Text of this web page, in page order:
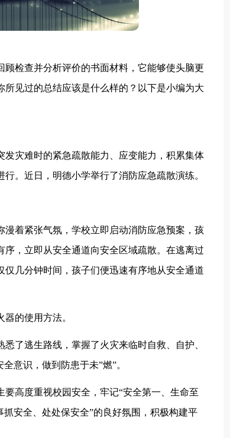
检查并分析评价的书面材料，它能够使头脑更
见过的总结应该是什么样的？以下是小编为大
灾难时的紧急疏散能力、应变能力，积累集体
。近日，明德小学举行了消防应急疏散演练。
着紧张气氛，学校立即启动消防应急预案，孩
，立即从安全通道向安全区域疏散。在逃离过
几分钟时间，孩子们便迅速有序地从安全通道
的使用方法。
了逃生路线，掌握了火灾来临时自救、自护、
意识，做到防患于未”燃”。
高度重视校园安全，牢记“安全第一、生命至
抓安全、处处保安全”的良好氛围，积极构建平